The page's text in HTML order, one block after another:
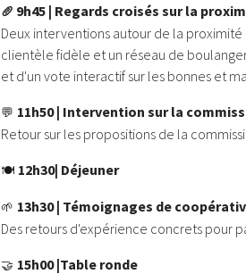
🥖 9h45 | Regards croisés sur la
Deux interventions autour de la
clientèle fidèle et un réseau de
et d'un vote interactif sur les bonnes et
💬 11h50 | Intervention sur la
Retour sur les propositions de la
🍽️ 12h30| Déjeuner
🌱 13h30 | Témoignages de
Des retours d'expérience concrets pour
🤝 15h00 |Table ronde